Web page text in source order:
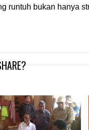
runtuh bukan hanya